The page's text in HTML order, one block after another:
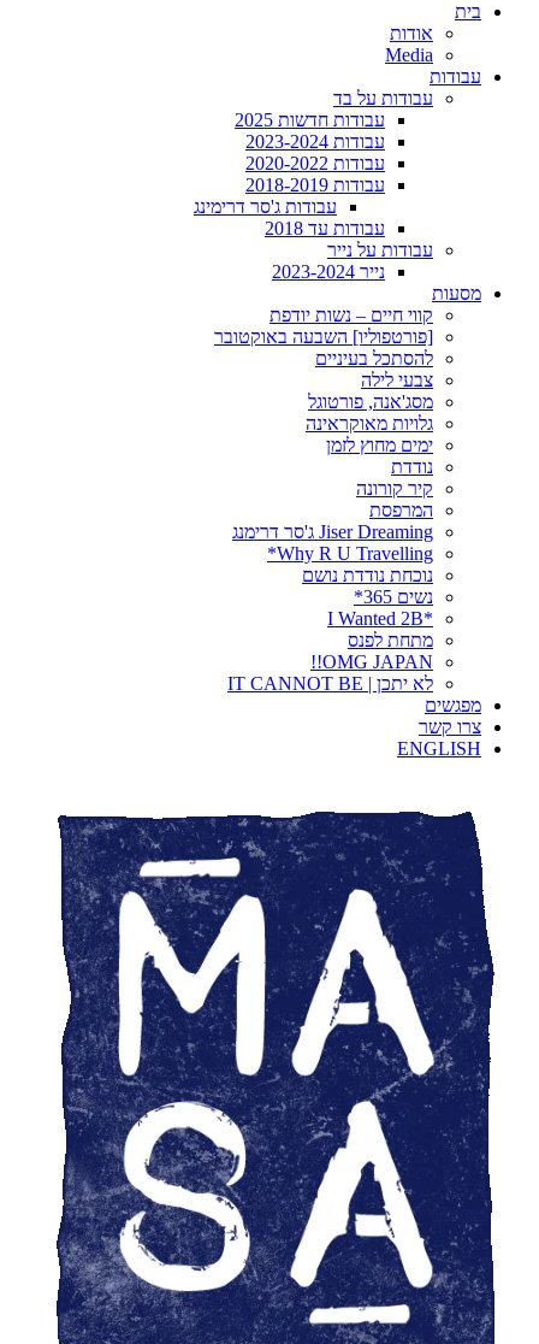
בית
אודות
Media
עבודות
עבודות על בד
עבודות חדשות 2025
עבודות 2023-2024
עבודות 2020-2022
עבודות 2018-2019
עבודות ג'סר דרימינג
עבודות עד 2018
עבודות על נייר
נייר 2023-2024
מסעות
קווי חיים – נשות יודפת
[פורטפוליו] השבעה באוקטובר
להסתכל בעיניים
צבעי לילה
מסג'אנה, פורטוגל
גלויות מאוקראינה
ימים מחוץ לזמן
נודדת
קיר קורונה
המרפסת
Jiser Dreaming ג'סר דרימנג
Why R U Travelling*
נוכחת נודדת נושם
נשים 365*
*I Wanted 2B
מתחת לפנס
OMG JAPAN!!
לא יתכן | IT CANNOT BE
מפגשים
צרו קשר
ENGLISH